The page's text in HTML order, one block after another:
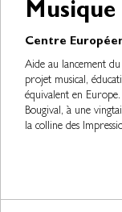
Musique
Centre
Aide au lancement
projet musical,
équivalent en
Bougival, à une
la colline des